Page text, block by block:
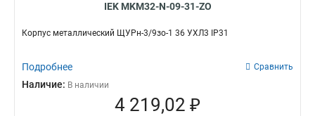
IEK MKM32-N-09-31-ZO
Корпус металлический ЩУРн-3/9зо-1 36 УХЛ3 IP31
Подробнее Сравнить
Наличие: В наличии
4 219,02 ₽